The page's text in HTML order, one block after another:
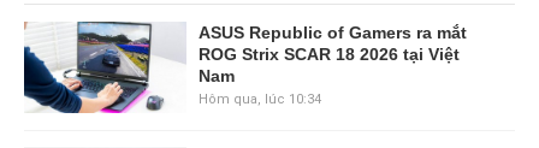
ASUS Republic of Gamers ra mắt
ROG Strix SCAR 18 2026 tại Việt
Nam
Hôm qua, lúc 10:34